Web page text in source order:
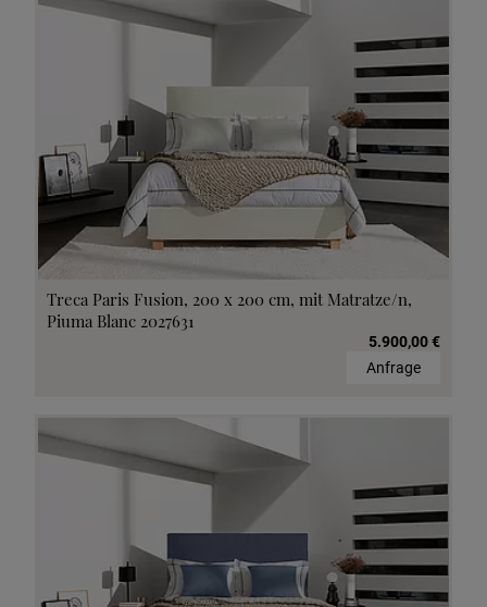
Treca Paris Fusion, 200 x 200 cm, mit Matratze/n,
Piuma Blanc 2027631
5.900,00 €
Anfrage